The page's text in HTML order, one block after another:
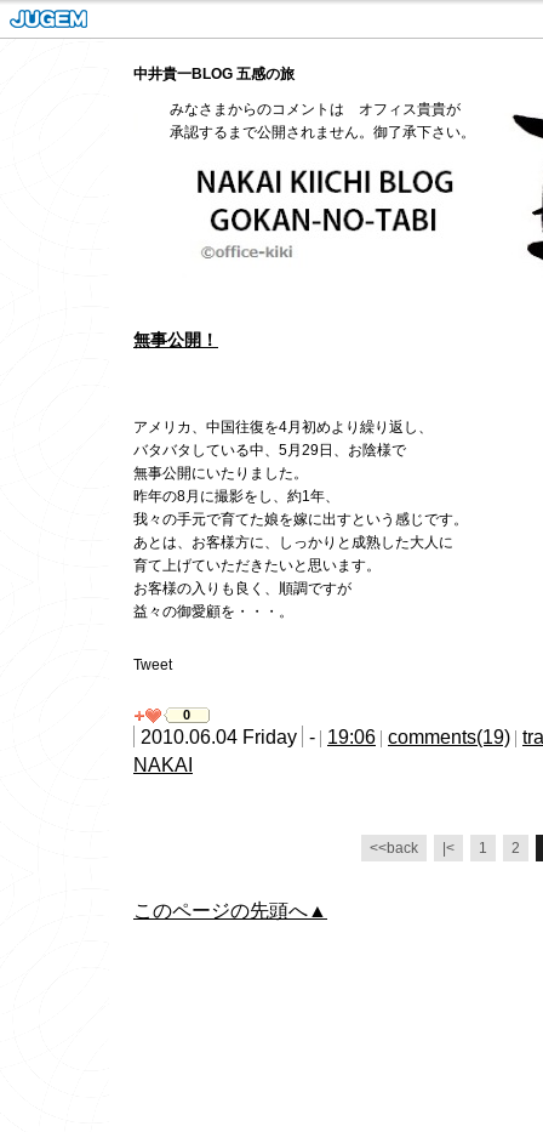
中井貴一BLOG 五感の旅
みなさまからのコメントは オフィス貴貴が
承認するまで公開されません。御了承下さい。
無事公開！
アメリカ、中国往復を4月初めより繰り返し、
バタバタしている中、5月29日、お陰様で
無事公開にいたりました。
昨年の8月に撮影をし、約1年、
我々の手元で育てた娘を嫁に出すという感じです。
あとは、お客様方に、しっかりと成熟した大人に
育て上げていただきたいと思います。
お客様の入りも良く、順調ですが
益々の御愛顧を・・・。
Tweet
0
2010.06.04 Friday - 19:06 comments(19)
NAKAI
<<back |< 1 2
このページの先頭へ▲